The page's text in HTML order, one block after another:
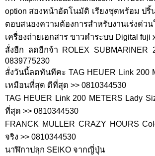
option สองหน้าอัตโนมัติ เรียงชุดพร้อม ป
ตอบสนองความต้องการสำหรับงานเร่งด่ว
เครื่องถ่ายเอกสาร ขาวดำระบบ Digital fuji
สั่งอีก ลดอีกจ้า ROLEX
0839775230
สั่งวันนี้ลดทันทีคะ TAG HEUER Link 200
เหมือนที่สุด ดีที่สุด >> 0810344530
TAG HEUER Link 200 METERS Lady
ที่สุด >> 0810344530
FRANCK MULLER CRAZY HOURS
จริง >> 0810344530
นาฬิกาปลุก SEIKO จากญี่ปุ่น